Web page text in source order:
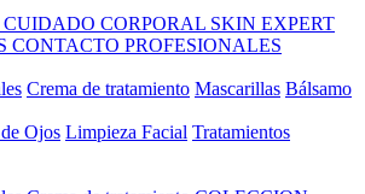
CUIDADO CORPORAL SKIN EXPERT
CONTACTO PROFESIONALES
Crema de tratamiento Mascarillas Bálsamo
Ojos Limpieza Facial Tratamientos